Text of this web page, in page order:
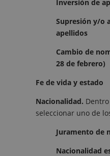
Inversión de
Supresión y/o
apellidos
Cambio de
28 de febrero)
Fe de vida y estado
Nacionalidad.
seleccionar uno de
Juramento de
Nacionalidad